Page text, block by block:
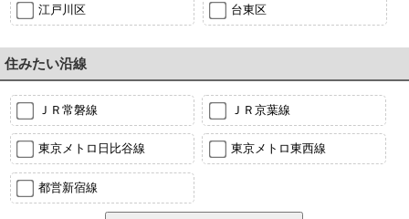
江戸川区 台東区
住みたい沿線
ＪＲ常磐線 ＪＲ京葉線
東京メトロ日比谷線 東京メトロ東西線
都営新宿線